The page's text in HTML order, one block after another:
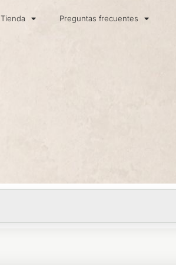
Tienda Preguntas frecuentes